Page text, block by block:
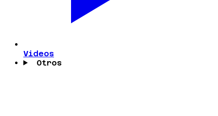
Videos
Otros